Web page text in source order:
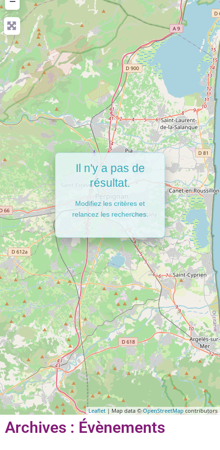
Leaflet | Map data ©OpenStreetMap contributors
Il n'y a pas de
résultat.
Modifiez les critères et
relancez les recherches.
Archives : Évènements